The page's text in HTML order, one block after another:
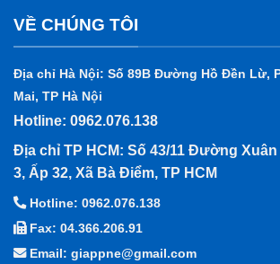
VỀ CHÚNG TÔI
Địa chỉ Hà Nội: Số 89B Đường Hồ Đền Lừ,
Mai, TP Hà Nội
Hotline: 0962.076.138
Địa chỉ TP HCM: Số 43/11 Đường
3, Ấp 32, Xã Bà Điểm, TP HCM
Hotline: 0962.076.138
Fax: 04.366.206.91
Email: giappne@gmail.com